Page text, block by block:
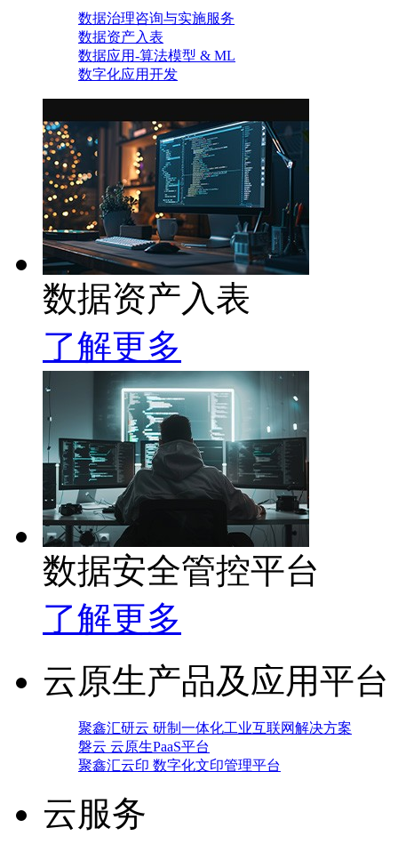
数据治理咨询与实施服务
数据资产入表
数据应用-算法模型 & ML
数字化应用开发
数据资产入表
了解更多
数据安全管控平台
了解更多
云原生产品及应用平台
聚鑫汇研云 研制一体化工业互联网解决方案
磐云 云原生PaaS平台
聚鑫汇云印 数字化文印管理平台
云服务